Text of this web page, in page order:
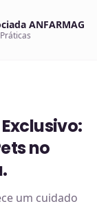
ANFARMAG
no
um cuidado